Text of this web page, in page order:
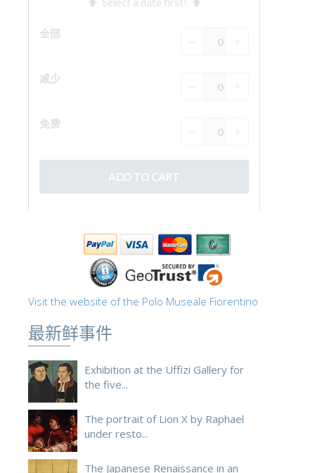
圣母玛利亚
ENGLISH
FRANÇAIS
ESPAÑOL
Visit the website of the Polo Museale Fiorentino
最新鲜事件
Exhibition at the Uffizi Gallery for
the five...
The portrait of Lion X by Raphael
under resto...
The Japanese Renaissance in an